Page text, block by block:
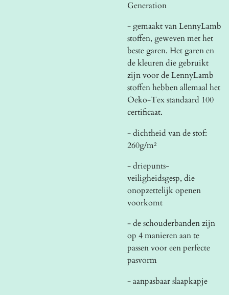
Generation
- gemaakt van LennyLamb
stoffen, geweven met het
beste garen. Het garen en
de kleuren die gebruikt
zijn voor de LennyLamb
stoffen hebben allemaal het
Oeko-Tex standaard 100
certificaat.
- dichtheid van de stof:
260g/m²
- driepunts-
veiligheidsgesp, die
onopzettelijk openen
voorkomt
- de schouderbanden zijn
op 4 manieren aan te
passen voor een perfecte
pasvorm
- aanpasbaar slaapkapje